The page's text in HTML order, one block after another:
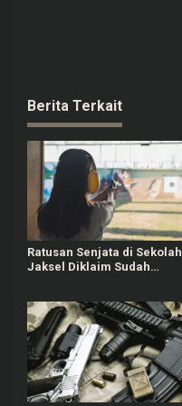
Berita Terkait
Ratusan Senjata di Sekolah
Jaksel Diklaim Sudah